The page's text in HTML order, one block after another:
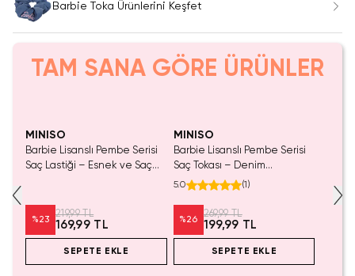
Barbie Toka Ürünlerini Keşfet
TAM SANA GÖRE ÜRÜNLER
MINISO
Barbie Lisanslı Pembe Serisi
Saç Lastiği – Esnek ve Saç
%23
219,99 TL
169,99 TL
SEPETE EKLE
MINISO
Barbie Lisanslı Pembe Serisi
Saç Tokası – Denim
Görünümlü Nakışlı Şık Lastik
5.0 (1 )
%26
269,99 TL
199,99 TL
SEPETE EKLE